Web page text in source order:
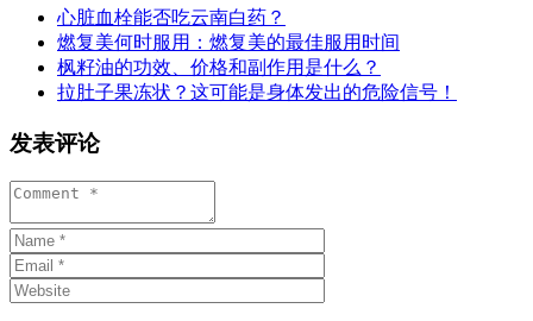
心脏血栓能否吃云南白药？
燃复美何时服用：燃复美的最佳服用时间
枫籽油的功效、价格和副作用是什么？
拉肚子果冻状？这可能是身体发出的危险信号！
发表评论